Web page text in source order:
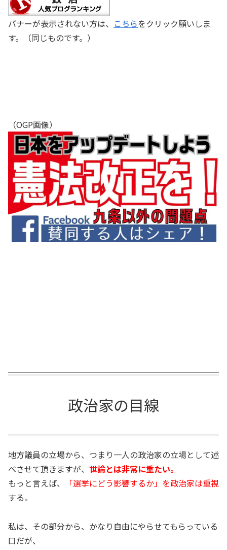
バナーが表示されない方は、 こちらをクリック願いしま
す。（同じものです。）
（OGP画像）
政治家の目線
地方議員の立場から、つまり一人の政治家の立場として述
べさせて頂きますが、 世論とは非常に重たい。
もっと言えば、
「選挙にどう影響するか」を政治家は重視
する。
私は、その部分から、かなり自由にやらせてもらっている
口だが、